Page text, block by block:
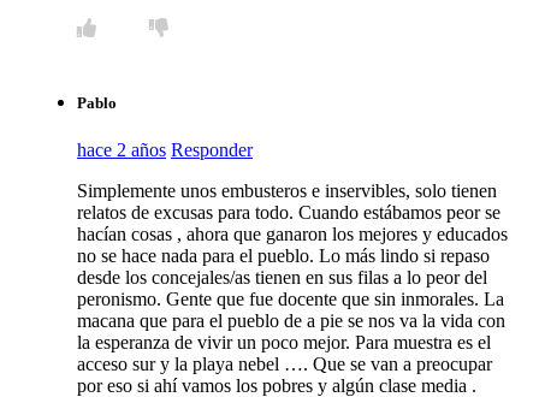
Pablo
hace 2 años Responder
Simplemente unos embusteros e inservibles, solo tienen
relatos de excusas para todo. Cuando estábamos peor se
hacían cosas , ahora que ganaron los mejores y educados
no se hace nada para el pueblo. Lo más lindo si repaso
desde los concejales/as tienen en sus filas a lo peor del
peronismo. Gente que fue docente que sin inmorales. La
macana que para el pueblo de a pie se nos va la vida con
la esperanza de vivir un poco mejor. Para muestra es el
acceso sur y la playa nebel …. Que se van a preocupar
por eso si ahí vamos los pobres y algún clase media .